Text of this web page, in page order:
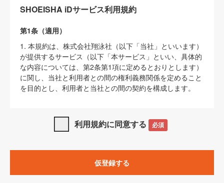
SHOEISHA iDサービス利用規約
第1条（適用）
1. 本規約は、株式会社翔泳社（以下「当社」といいます）
が提供するサービス（以下「本サービス」といい、具体的
な内容については、第2条第1項に定めるとおりとします）
に関し、当社と利用者との間の権利義務関係を定めること
を目的とし、利用者と当社との間の契約を構成します。
SHOEISHA iDプライバシーポリシー」及び「
サイト上でのデータの利用について（Cookieポリシー）
3. 本規約の内容と、前項に記載する定めその他当社が定め
利用規約に同意する 必須
仮登録する